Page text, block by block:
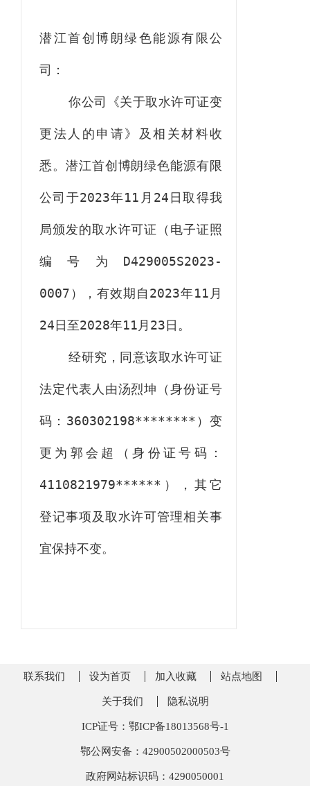
潜江首创博朗绿色能源有限公
司：
你公司《关于取水许可证变
更法人的申请》及相关材料收
悉。潜江首创博朗绿色能源有限
公司于2023年11 月 24 日取得我
局颁发的取水许可证（电子证照
编号为 D429005S2023-
0007 ），有效期自 2023年11 月
24日至2028年11月 23日。
经研究，同意该取水许可证
法定代表人由汤烈坤（身份证号
码： 360302198******** ）变
更为郭会超（身份证号码：
4110821979****** ），其它
登记事项及取水许可管理相关事
宜保持不变。
联系我们 设为首页 加入收藏 站点地图
关于我们 隐私说明
ICP证号：鄂ICP备18013568号-1
鄂公网安备：42900502000503号
政府网站标识码：4290050001